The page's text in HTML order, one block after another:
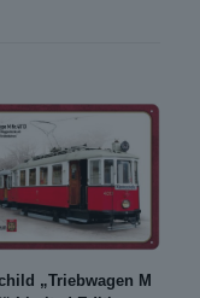
„Triebwagen M